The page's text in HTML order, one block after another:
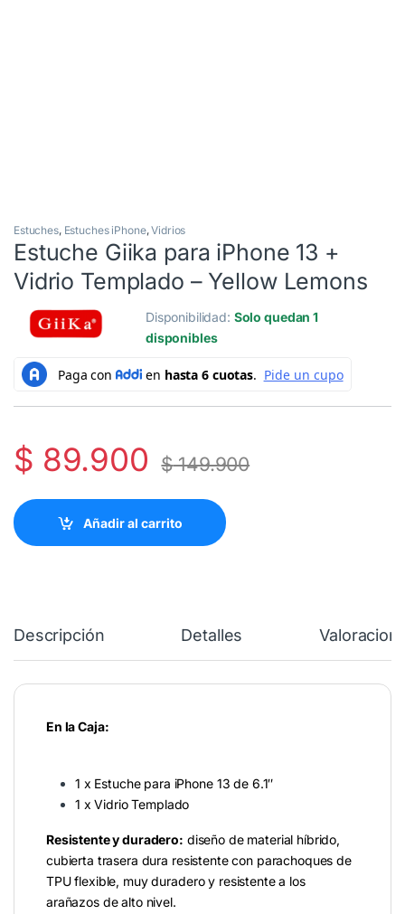
Estuches, Estuches iPhone,Vidrios
Estuche Giika para iPhone 13 +
Vidrio Templado – Yellow Lemons
Disponibilidad: Solo quedan 1
disponibles
$ 89.900 $149.900
Añadir al carrito
Descripción Detalles
En la Caja:
1 x Estuche para iPhone 13 de 6.1″
1 x Vidrio Templado
Resistente y duradero: diseño de material híbrido,
cubierta trasera dura resistente con parachoques de
TPU flexible, muy duradero y resistente a los
arañazos de alto nivel.